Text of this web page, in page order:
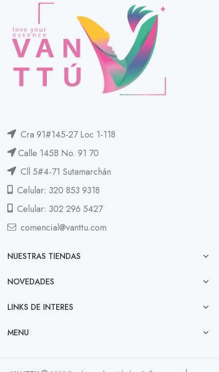
Cra 91#145-27 Loc 1-118
Calle 145B No. 91 70
Cll 5#4-71 Sutamarchán
Celular: 320 853 9318
Celular: 302 296 5427
comencial@vanttu.com
NUESTRAS TIENDAS
NOVEDADES
LINKS DE INTERES
MENU